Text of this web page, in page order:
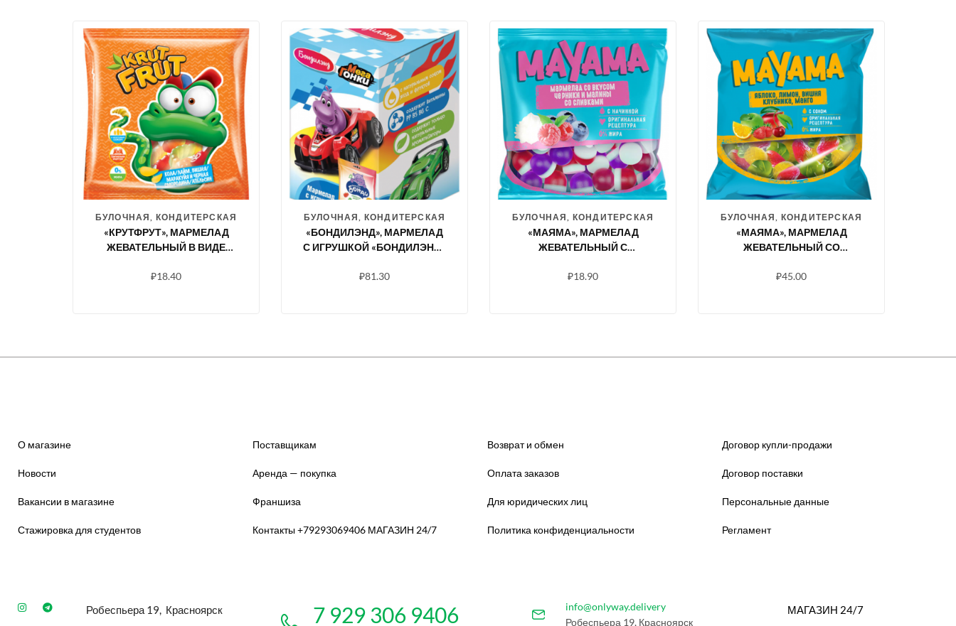
БУЛОЧНАЯ, КОНДИТЕРСКАЯ
«КРУТФРУТ», МАРМЕЛАД
ЖЕВАТЕЛЬНЫЙ В ВИДЕ
₽18.40
БУЛОЧНАЯ, КОНДИТЕРСКАЯ
«БОНДИЛЭНД», МАРМЕЛАД
С ИГРУШКОЙ «БОНДИЛЭНД»
₽81.30
БУЛОЧНАЯ, КОНДИТЕРСКАЯ
«МАЯМА», МАРМЕЛАД
ЖЕВАТЕЛЬНЫЙ С
ВКУСОМ ЧЕРНИКИ И
₽18.90
БУЛОЧНАЯ, КОНДИТЕРСКАЯ
«МАЯМА», МАРМЕЛАД
ЖЕВАТЕЛЬНЫЙ СО
ЯБЛОКА, ВИШНИ, МАНГО,
₽45.00
О магазине
Новости
Вакансии в магазине
Стажировка для студентов
Поставщикам
Аренда — покупка
Франшиза
Контакты +79293069406 МАГАЗИН 24/7
Возврат и обмен
Оплата заказов
Для юридических лиц
Политика конфиденциальности
Договор купли-продажи
Договор поставки
Персональные данные
Регламент
Робеспьера 19, Красноярск 7 929 306 9406
info@onlyway.delivery
Робеспьера 19, Красноярск
МАГАЗИН 24/7